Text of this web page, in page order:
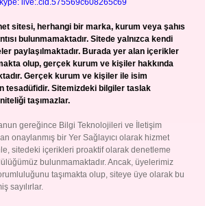
live:.cid.575569c608265c69
sitesi, herhangi bir marka, kurum veya şahıs
bulunmamaktadır. Sitede yalnızca kendi
paylaşılmaktadır. Burada yer alan içerikler
olup, gerçek kurum ve kişiler hakkında
Gerçek kurum ve kişiler ile isim
tesadüfidir. Sitemizdeki bilgiler taslak
taşımazlar.
gereğince Bilgi Teknolojileri ve İletişim
onaylanmış bir Yer Sağlayıcı olarak hizmet
sitedeki içerikleri proaktif olarak denetleme
bulunmamaktadır. Ancak, üyelerimiz
taşımakta olup, siteye üye olarak bu
sayılırlar.